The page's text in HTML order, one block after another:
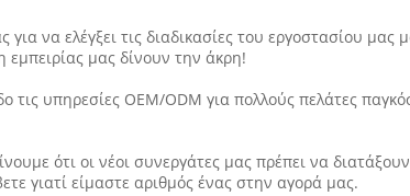
να ελέγξει τις διαδικασίες του εργοστασίου
μας δίνουν την άκρη!
υπηρεσίες OEM/ODM για πολλούς πελάτες
ότι οι νέοι συνεργάτες μας πρέπει να
γιατί είμαστε αριθμός ένας στην αγορά μας.